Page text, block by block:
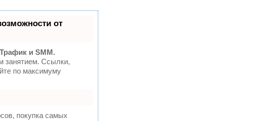
от
и SMM.
занятием. Ссылки,
по максимуму
покупка самых